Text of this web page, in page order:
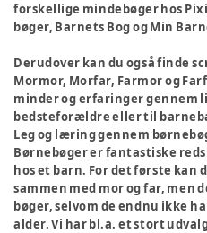
forskellige mindebøger hos
bøger, Barnets Bog og Min
Derudover kan du også finde
Mormor, Morfar, Farmor og
minder og erfaringer gennem
bedsteforældre eller til
Leg og læring gennem
Børnebøger er fantastiske
hos et barn. For det første
sammen med mor og far, men
bøger, selvom de endnu ikke
alder. Vi har bl.a. et stort